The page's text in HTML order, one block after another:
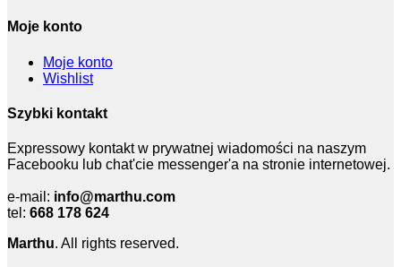
Moje konto
Moje konto
Wishlist
Szybki kontakt
Expressowy kontakt w prywatnej wiadomości na naszym
Facebooku lub chat'cie messenger'a na stronie internetowej.
e-mail: info@marthu.com
tel: 668 178 624
Marthu. All rights reserved.